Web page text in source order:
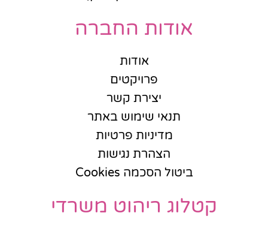
אודות החברה
אודות
פרויקטים
יצירת קשר
תנאי שימוש באתר
מדיניות פרטיות
הצהרת נגישות
ביטול הסכמה Cookies
קטלוג ריהוט משרדי